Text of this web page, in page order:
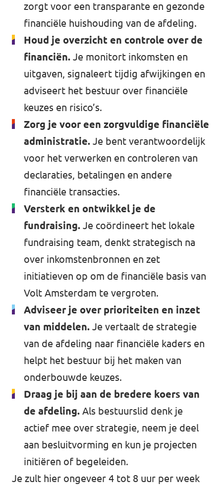
zorgt voor een transparante en gezonde
financiële huishouding van de afdeling.
Houd je overzicht en controle over de
financiën. Je monitort inkomsten en
uitgaven, signaleert tijdig afwijkingen en
adviseert het bestuur over financiële
keuzes en risico’s.
Zorg je voor een zorgvuldige financiële
administratie. Je bent verantwoordelijk
voor het verwerken en controleren van
declaraties, betalingen en andere
financiële transacties.
Versterk en ontwikkel je de
fundraising. Je coördineert het lokale
fundraising team, denkt strategisch na
over inkomstenbronnen en zet
initiatieven op om de financiële basis van
Volt Amsterdam te vergroten.
Adviseer je over prioriteiten en inzet
van middelen. Je vertaalt de strategie
van de afdeling naar financiële kaders en
helpt het bestuur bij het maken van
onderbouwde keuzes.
Draag je bij aan de bredere koers van
de afdeling. Als bestuurslid denk je
actief mee over strategie, neem je deel
aan besluitvorming en kun je projecten
initiëren of begeleiden.
Je zult hier ongeveer 4 tot 8 uur per week